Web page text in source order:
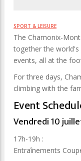
SPORT & LEISURE
The Chamonix-
together the world's
events, all at the
For three days,
climbing with the
Event
Vendredi 10
17h-19h :
Entraînements